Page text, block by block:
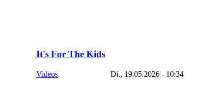
It's For The Kids
Videos Di., 19.05.2026 - 10:34